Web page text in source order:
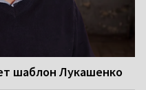
шаблон Лукашенко